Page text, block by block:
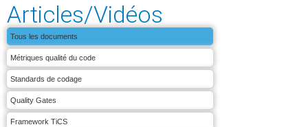
Articles/Vidéos
Tous les documents
Métriques qualité du code
Standards de codage
Quality Gates
Framework TiCS